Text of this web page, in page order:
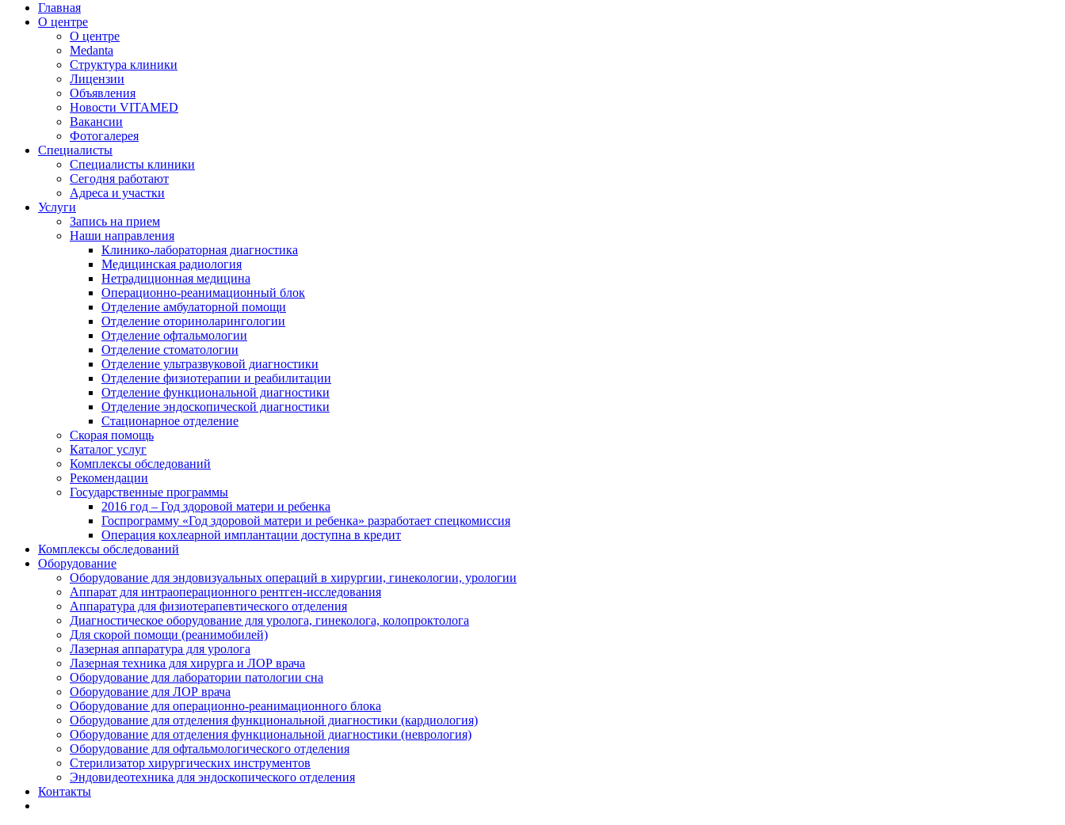
Главная
О центре
О центре
Medanta
Структура клиники
Лицензии
Объявления
Новости VITAMED
Вакансии
Фотогалерея
Специалисты
Специалисты клиники
Сегодня работают
Адреса и участки
Услуги
Запись на прием
Наши направления
Клинико-лабораторная диагностика
Медицинская радиология
Нетрадиционная медицина
Операционно-реанимационный блок
Отделение амбулаторной помощи
Отделение оториноларингологии
Отделение офтальмологии
Отделение стоматологии
Отделение ультразвуковой диагностики
Отделение физиотерапии и реабилитации
Отделение функциональной диагностики
Отделение эндоскопической диагностики
Стационарное отделение
Скорая помощь
Каталог услуг
Комплексы обследований
Рекомендации
Государственные программы
2016 год – Год здоровой матери и ребенка
Госпрограмму «Год здоровой матери и ребенка» разработает спецкомиссия
Операция кохлеарной имплантации доступна в кредит
Комплексы обследований
Оборудование
Оборудование для эндовизуальных операций в хирургии, гинекологии, урологии
Аппарат для интраоперационного рентген-исследования
Аппаратура для физиотерапевтического отделения
Диагностическое оборудование для уролога, гинеколога, колопроктолога
Для скорой помощи (реанимобилей)
Лазерная аппаратура для уролога
Лазерная техника для хирурга и ЛОР врача
Оборудование для лаборатории патологии сна
Оборудование для ЛОР врача
Оборудование для операционно-реанимационного блока
Оборудование для отделения функциональной диагностики (кардиология)
Оборудование для отделения функциональной диагностики (неврология)
Оборудование для офтальмологического отделения
Стерилизатор хирургических инструментов
Эндовидеотехника для эндоскопического отделения
Контакты